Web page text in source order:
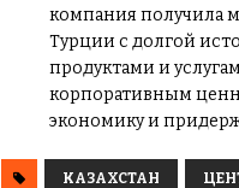
компания получила
Турции с долгой
продуктами и
корпоративным
экономику и
КАЗАХСТАН